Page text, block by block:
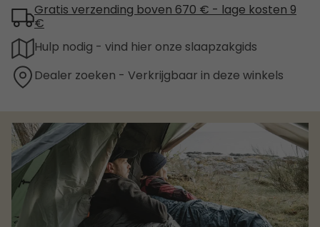
Gratis verzending boven 670 € - lage kosten 9
€
Hulp nodig - vind hier onze slaapzakgids
Dealer zoeken - Verkrijgbaar in deze winkels